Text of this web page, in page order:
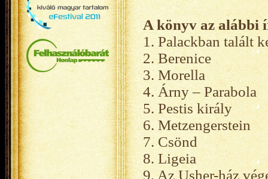
A könyv az alábbi
1. Palackban talált
2. Berenice
3. Morella
4. Árny – Parabola
5. Pestis király
6. Metzengerstein
7. Csönd
8. Ligeia
9. Az Usher-ház